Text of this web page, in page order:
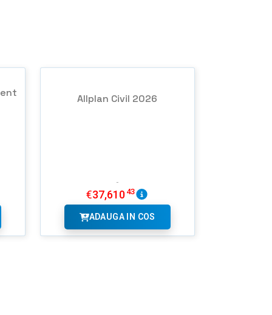
Allplan Civil 2026
€37,610 43
ADAUGA IN COS